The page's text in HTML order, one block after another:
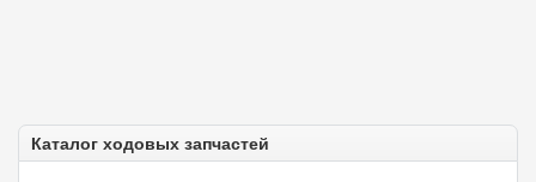
Каталог ходовых запчастей